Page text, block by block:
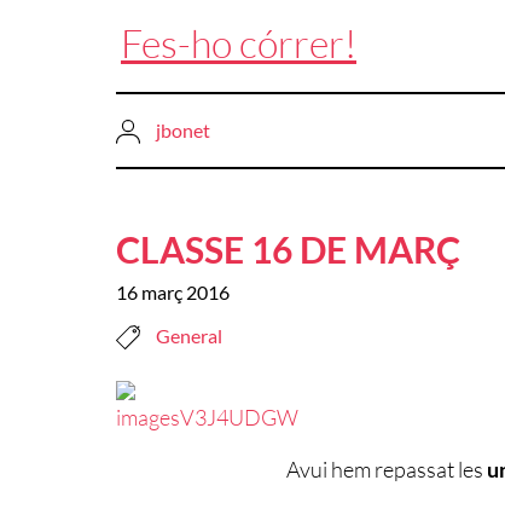
Fes-ho córrer!
jbonet
CLASSE 16 DE MARÇ
16 març 2016
General
Avui hem repassat les